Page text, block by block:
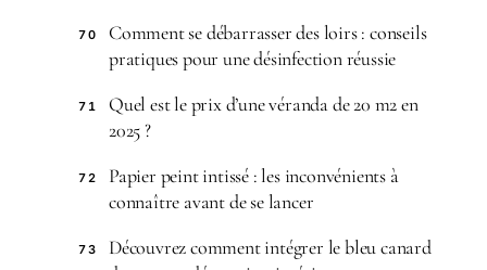
70
Comment se débarrasser des loirs : conseils
pratiques pour une désinfection réussie
71
Quel est le prix d’une véranda de 20 m2 en
2025 ?
72
Papier peint intissé : les inconvénients à
connaître avant de se lancer
73
Découvrez comment intégrer le bleu canard